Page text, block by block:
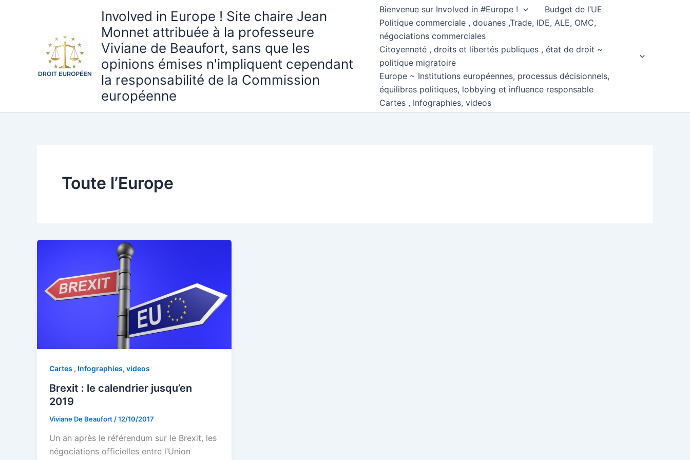
Involved in Europe ! Site chaire Jean
Monnet attribuée à la professeure
Viviane de Beaufort, sans que les
opinions émises n'impliquent cependant
la responsabilité de la Commission
européenne
Bienvenue sur Involved in #Europe !
Budget de l’UE
Politique commerciale , douanes ,Trade, IDE, ALE, OMC,
négociations commerciales
Citoyenneté , droits et libertés publiques , état de droit ~
politique migratoire
Europe ~ Institutions européennes, processus décisionnels,
équilibres politiques, lobbying et influence responsable
Cartes , Infographies, videos
Toute l’Europe
Cartes , Infographies, videos
Brexit : le calendrier jusqu’en
2019
Viviane De Beaufort /12/10/2017
Un an après le référendum sur le Brexit, les
négociations officielles entre l’Union